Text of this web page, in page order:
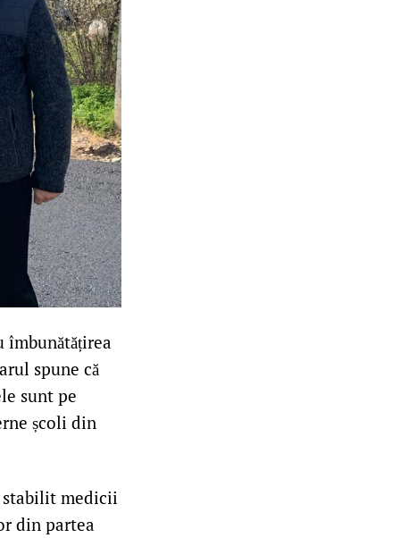
spune că
sunt pe
școli din
stabilit medicii
din partea